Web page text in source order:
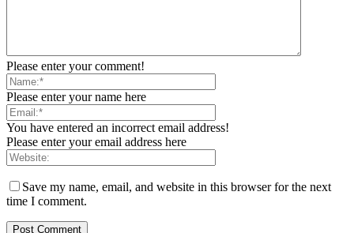
Please enter your comment!
Please enter your name here
You have entered an incorrect email address!
Please enter your email address here
Save my name, email, and website in this browser for the next
time I comment.